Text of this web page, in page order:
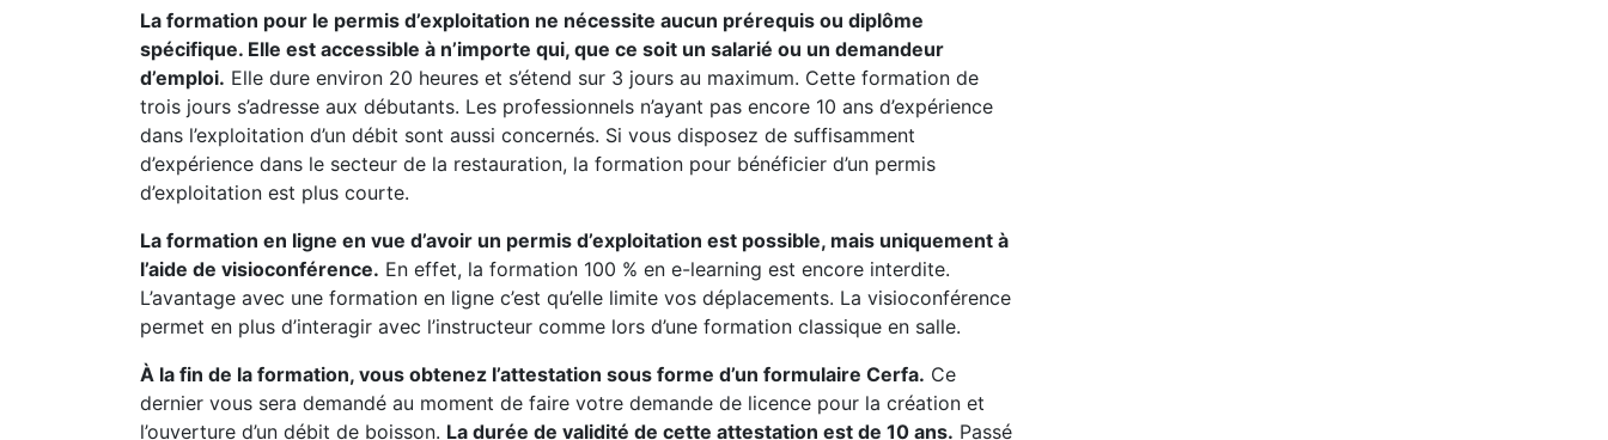
La formation pour le permis d’exploitation ne nécessite aucun prérequis ou diplôme
spécifique. Elle est accessible à n’importe qui, que ce soit un salarié ou un demandeur
d’emploi. Elle dure environ 20 heures et s’étend sur 3 jours au maximum. Cette formation de
trois jours s’adresse aux débutants. Les professionnels n’ayant pas encore 10 ans d’expérience
dans l’exploitation d’un débit sont aussi concernés. Si vous disposez de suffisamment
d’expérience dans le secteur de la restauration, la formation pour bénéficier d’un permis
d’exploitation est plus courte.
La formation en ligne en vue d’avoir un permis d’exploitation est possible, mais uniquement à
l’aide de visioconférence. En effet, la formation 100 % en e-learning est encore interdite.
L’avantage avec une formation en ligne c’est qu’elle limite vos déplacements. La visioconférence
permet en plus d’interagir avec l’instructeur comme lors d’une formation classique en salle.
À la fin de la formation, vous obtenez l’attestation sous forme d’un formulaire Cerfa. Ce
dernier vous sera demandé au moment de faire votre demande de licence pour la création et
l’ouverture d’un débit de boisson. La durée de validité de cette attestation est de 10 ans. Passé